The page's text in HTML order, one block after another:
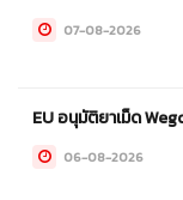
07-08-2026
EU อนุมัติยาเม็ด
06-08-2026